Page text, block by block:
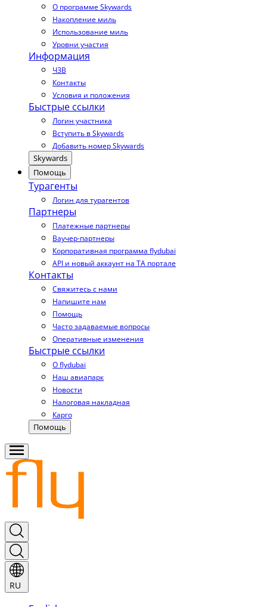
О программе Skywards
Накопление миль
Использование миль
Уровни участия
Информация
ЧЗВ
Контакты
Условия и положения
Быстрые ссылки
Логин участника
Вступить в Skywards
Добавить номер Skywards
Skywards
Помощь
Турагенты
Логин для турагентов
Партнеры
Платежные партнеры
Ваучер-партнеры
Корпоративная программа flydubai
API и новый аккаунт на TA портале
Контакты
Свяжитесь с нами
Напишите нам
Помощь
Часто задаваемые вопросы
Оперативные изменения
Быстрые ссылки
О flydubai
Наш авиапарк
Новости
Налоговая накладная
Карго
Помощь
RU